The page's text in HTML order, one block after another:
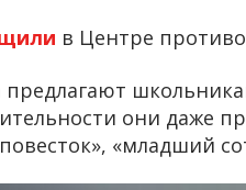
в Центре
они даже
«младший